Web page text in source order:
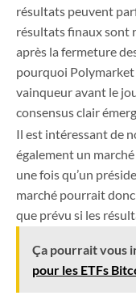
résultats peuvent
résultats finaux sont
après la fermeture
pourquoi Polymarket
vainqueur avant le
consensus clair
Il est intéressant de
également un
une fois qu’un
marché pourrait
que prévu si les
Ça pourrait vous
pour les ETFs